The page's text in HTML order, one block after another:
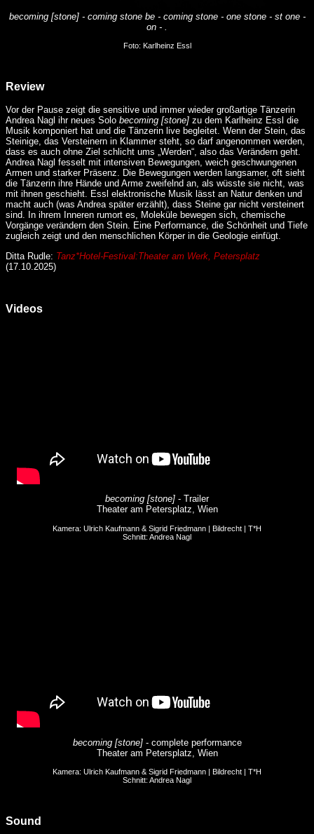
becoming [stone] - coming stone be - coming stone - one stone - st one -
on - .
Foto: Karlheinz Essl
Review
Vor der Pause zeigt die sensitive und immer wieder großartige Tänzerin
Andrea Nagl ihr neues Solo becoming [stone] zu dem Karlheinz Essl die
Musik komponiert hat und die Tänzerin live begleitet. Wenn der Stein, das
Steinige, das Versteinern in Klammer steht, so darf angenommen werden,
dass es auch ohne Ziel schlicht ums „Werden“, also das Verändern geht.
Andrea Nagl fesselt mit intensiven Bewegungen, weich geschwungenen
Armen und starker Präsenz. Die Bewegungen werden langsamer, oft sieht
die Tänzerin ihre Hände und Arme zweifelnd an, als wüsste sie nicht, was
mit ihnen geschieht. Essl elektronische Musik lässt an Natur denken und
macht auch (was Andrea später erzählt), dass Steine gar nicht versteinert
sind. In ihrem Inneren rumort es, Moleküle bewegen sich, chemische
Vorgänge verändern den Stein. Eine Performance, die Schönheit und Tiefe
zugleich zeigt und den menschlichen Körper in die Geologie einfügt.
Ditta Rudle: Tanz*Hotel-Festival:Theater am Werk, Petersplatz
(17.10.2025)
Videos
becoming [stone] - Trailer
Theater am Petersplatz, Wien
Kamera: Ulrich Kaufmann & Sigrid Friedmann | Bildrecht | T*H
Schnitt: Andrea Nagl
becoming [stone]- complete performance
Theater am Petersplatz, Wien
Kamera: Ulrich Kaufmann & Sigrid Friedmann | Bildrecht | T*H
Schnitt: Andrea Nagl
Sound